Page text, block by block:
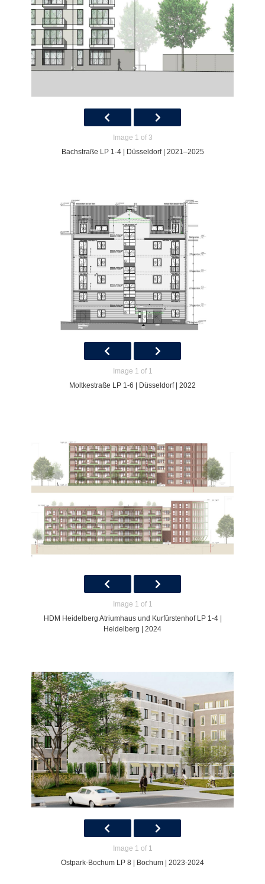
Image 1 of 3
Bachstraße LP 1-4 | Düsseldorf | 2021–2025
Image 1 of 1
Moltkestraße LP 1-6 | Düsseldorf | 2022
Image 1 of 1
HDM Heidelberg Atriumhaus und Kurfürstenhof LP 1-4 |
Heidelberg | 2024
Image 1 of 1
Ostpark-Bochum LP 8 | Bochum | 2023-2024